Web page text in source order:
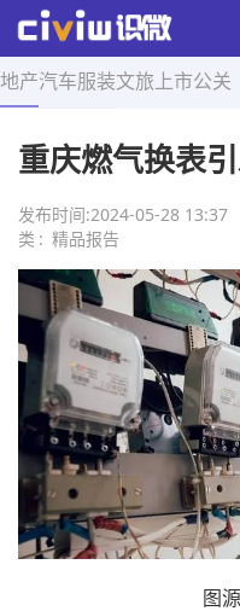
地产汽车服装文旅 上市公关
首页 > 精品报告 > 正文
重庆燃气换表
发布时间:2024-05-28 13:37
类 : 精品报告
图